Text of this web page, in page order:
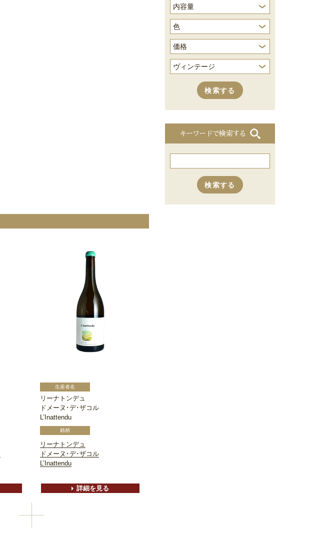
リーナトンデュ
ドメーヌ･デ･ザコル
L’Inattendu
リーナトンデュ
ドメーヌ･デ･ザコル
L’Inattendu
詳細を見る
キーワードで検索する